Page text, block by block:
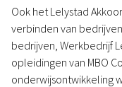
Ook het Lelystad
verbinden van
bedrijven, Werkbedrijf
opleidingen van MBO
onderwijsontwikkeling